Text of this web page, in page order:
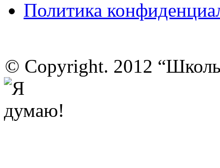
Политика
© Copyright. 2012